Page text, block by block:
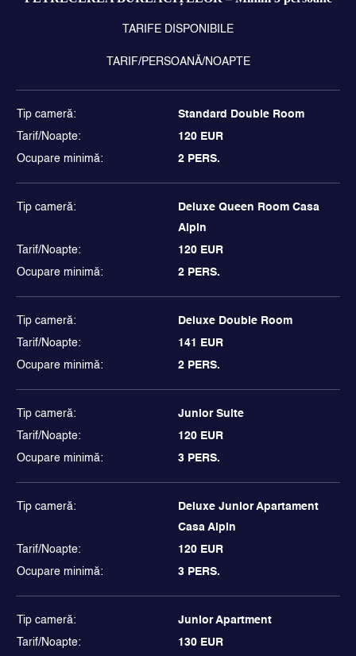
TARIFE DISPONIBILE
TARIF/PERSOANĂ/NOAPTE
Standard Double Room
120 EUR
2 PERS.
Deluxe Queen Room Casa
Alpin
120 EUR
2 PERS.
Deluxe Double Room
141 EUR
2 PERS.
Junior Suite
120 EUR
3 PERS.
Deluxe Junior Apartament
Casa Alpin
120 EUR
3 PERS.
Junior Apartment
130 EUR